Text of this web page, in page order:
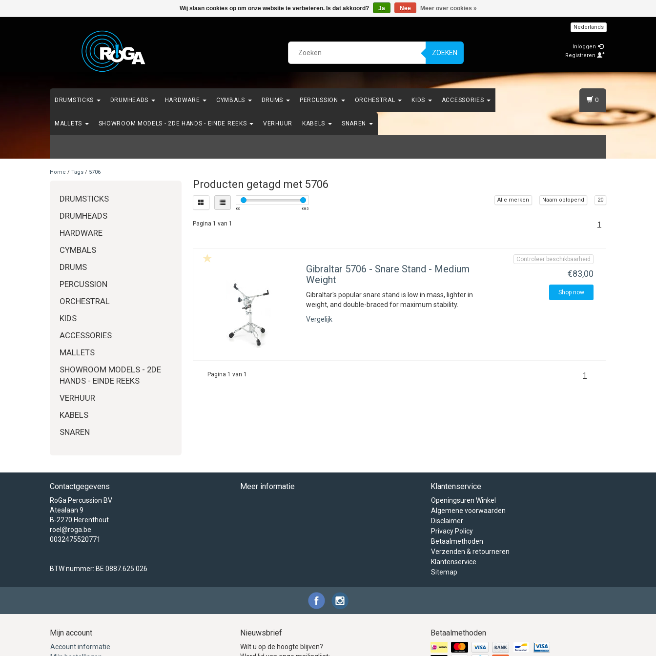
ZOEKEN
Nederlands
Inloggen
Registreren
DRUMSTICKS DRUMHEADS HARDWARE CYMBALS DRUMS PERCUSSION ORCHESTRAL KIDS ACCESSORIES
MALLETS SHOWROOM MODELS - 2DE HANDS - EINDE REEKS VERHUUR KABELS SNAREN
0
Home / Tags / 5706
DRUMSTICKS
DRUMHEADS
HARDWARE
CYMBALS
DRUMS
PERCUSSION
ORCHESTRAL
KIDS
ACCESSORIES
MALLETS
SHOWROOM MODELS - 2DE
HANDS - EINDE REEKS
VERHUUR
KABELS
SNAREN
Producten getagd met 5706
€0 €85
Alle merken Naam oplopend 20
Pagina 1 van 1 1
Gibraltar 5706 - Snare Stand - Medium
Weight
Gibraltar's popular snare stand is low in mass, lighter in
weight, and double-braced for maximum stability.
Vergelijk
Controleer beschikbaarheid
€83,00
Shop now
Pagina 1 van 1 1
Contactgegevens
RoGa Percussion BV
Atealaan 9
B-2270 Herenthout
roel@roga.be
0032475520771
BTW nummer: BE 0887.625.026
Meer informatie Klantenservice
Openingsuren Winkel
Algemene voorwaarden
Disclaimer
Privacy Policy
Betaalmethoden
Verzenden & retourneren
Klantenservice
Sitemap
Mijn account
Account informatie
Nieuwsbrief
Wilt u op de hoogte blijven?
Betaalmethoden
Wij slaan cookies op om onze website te verbeteren. Is dat akkoord? Ja Nee Meer over cookies »